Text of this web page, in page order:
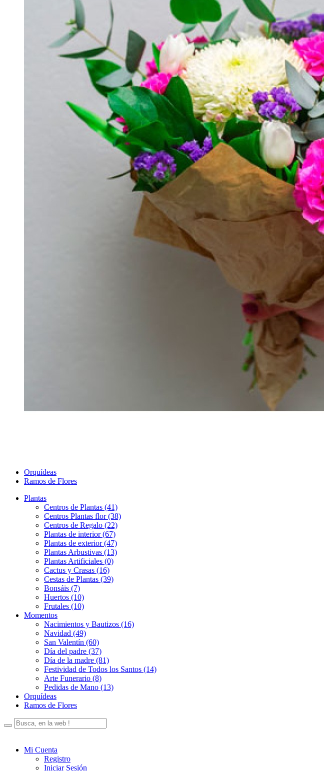
Orquídeas
Ramos de Flores
Plantas
Centros de Plantas (41)
Centros Plantas flor (38)
Centros de Regalo (22)
Plantas de interior (67)
Plantas de exterior (47)
Plantas Arbustivas (13)
Plantas Artificiales (0)
Cactus y Crasas (16)
Cestas de Plantas (39)
Bonsáis (7)
Huertos (10)
Frutales (10)
Momentos
Nacimientos y Bautizos (16)
Navidad (49)
San Valentín (60)
Día del padre (37)
Día de la madre (81)
Festividad de Todos los Santos (14)
Arte Funerario (8)
Pedidas de Mano (13)
Orquídeas
Ramos de Flores
Mi Cuenta
Registro
Iniciar Sesión